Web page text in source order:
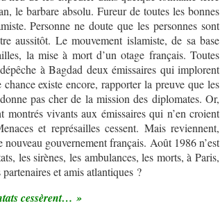
le barbare absolu. Fureur de toutes les bonnes
Personne ne doute que les personnes sont
aussitôt. Le mouvement islamiste, de sa base
la mise à mort d’un otage français. Toutes
à Bagdad deux émissaires qui implorent
existe encore, rapporter la preuve que les
pas cher de la mission des diplomates. Or,
vivants aux émissaires qui n’en croient
et représailles cessent. Mais reviennent,
gouvernement français. Août 1986 n’est
les sirènes, les ambulances, les morts, à Paris,
et amis atlantiques ?
cessèrent… »